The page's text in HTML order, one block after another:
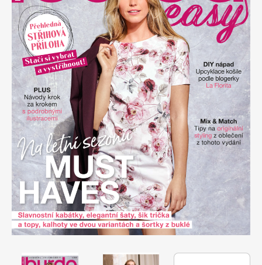
Apetit
Svět ženy
Marianne Bydlení
Marianne Venkov & styl